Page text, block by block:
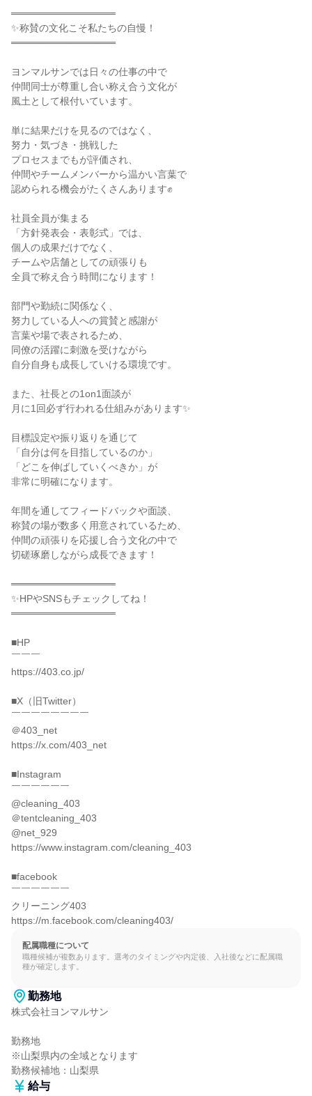
═══════════════
✨称賛の文化こそ私たちの自慢！
═══════════════
ヨンマルサンでは日々の仕事の中で
仲間同士が尊重し合い称え合う文化が
風土として根付いています。
単に結果だけを見るのではなく、
努力・気づき・挑戦した
プロセスまでもが評価され、
仲間やチームメンバーから温かい言葉で
認められる機会がたくさんあります✊
社員全員が集まる
「方針発表会・表彰式」では、
個人の成果だけでなく、
チームや店舗としての頑張りも
全員で称え合う時間になります！
部門や勤続に関係なく、
努力している人への賞賛と感謝が
言葉や場で表されるため、
同僚の活躍に刺激を受けながら
自分自身も成長していける環境です。
また、社長との1on1面談が
月に1回必ず行われる仕組みがあります✨
目標設定や振り返りを通じて
「自分は何を目指しているのか」
「どこを伸ばしていくべきか」が
非常に明確になります。
年間を通してフィードバックや面談、
称賛の場が数多く用意されているため、
仲間の頑張りを応援し合う文化の中で
切磋琢磨しながら成長できます！
═══════════════
✨HPやSNSもチェックしてね！
═══════════════
■HP
￣￣￣
https://403.co.jp/
■X（旧Twitter）
￣￣￣￣￣￣￣￣
＠403_net
https://x.com/403_net
■Instagram
￣￣￣￣￣￣
@cleaning_403
＠tentcleaning_403
@net_929
https://www.instagram.com/cleaning_403
■facebook
￣￣￣￣￣￣
クリーニング403
https://m.facebook.com/cleaning403/
配属職種について
職種候補が複数あります。選考のタイミングや内定後、入社後などに配属職
種が確定します。
勤務地
株式会社ヨンマルサン
勤務地
※山梨県内の全域となります
勤務候補地：山梨県
給与